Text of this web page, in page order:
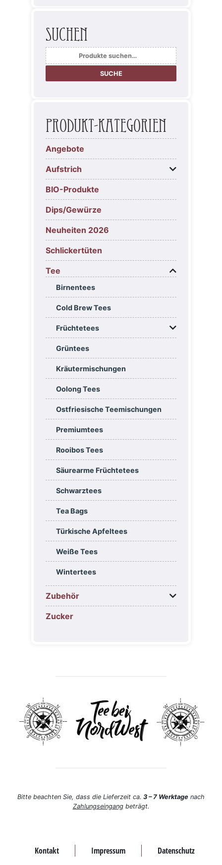
Suchen
Suche
nach:
SUCHE
Produkt-Kategorien
Angebote
Aufstrich
BIO-Produkte
Dips/Gewürze
Neuheiten 2026
Schlickertüten
Tee
Birnentees
Cold Brew Tees
Früchtetees
Grüntees
Kräutermischungen
Oolong Tees
Ostfriesische Teemischungen
Premiumtees
Rooibos Tees
Säurearme Früchtetees
Schwarztees
Tea Bags
Türkische Apfeltees
Weiße Tees
Wintertees
Zubehör
Zucker
Bitte beachten Sie, dass die Lieferzeit ca. 3 – 7 Werktage nach
Zahlungseingangbeträgt.
Kontakt Impressum Datenschutz